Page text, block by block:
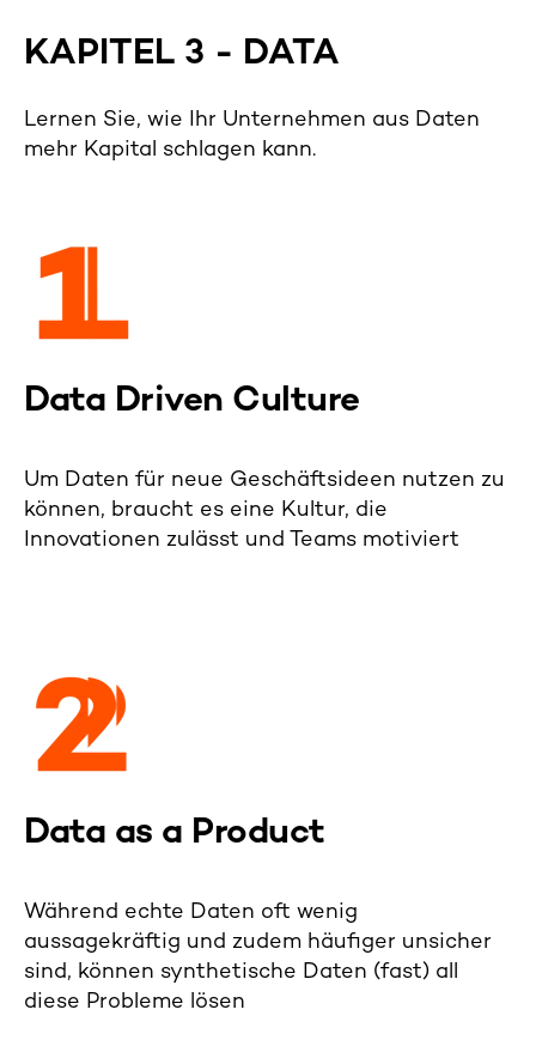
KAPITEL 3 - DATA
Lernen Sie, wie Ihr Unternehmen aus Daten
mehr Kapital schlagen kann.
Data Driven Culture
Um Daten für neue Geschäftsideen nutzen zu
können, braucht es eine Kultur, die
Innovationen zulässt und Teams motiviert
Data as a Product
Während echte Daten oft wenig
aussagekräftig und zudem häufiger unsicher
sind, können synthetische Daten (fast) all
diese Probleme lösen